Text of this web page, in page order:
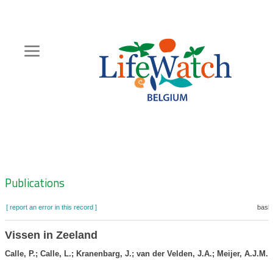
content
Zoeknavigatie
Publications
[ report an error in this record ]
Vissen in Zeeland
Calle, P.; Calle, L.; Kranenbarg, J.; van der Velden, J.A.; Meijer,